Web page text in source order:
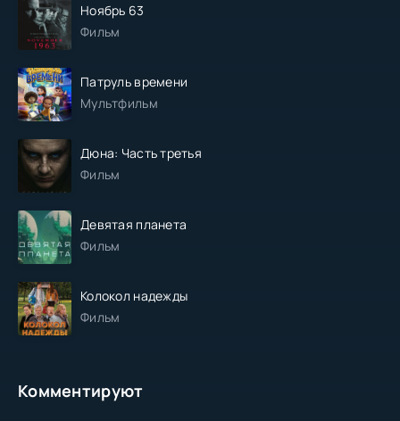
Ноябрь 63
Фильм
Патруль времени
Мультфильм
Дюна: Часть третья
Фильм
Девятая планета
Фильм
Колокол надежды
Фильм
Комментируют